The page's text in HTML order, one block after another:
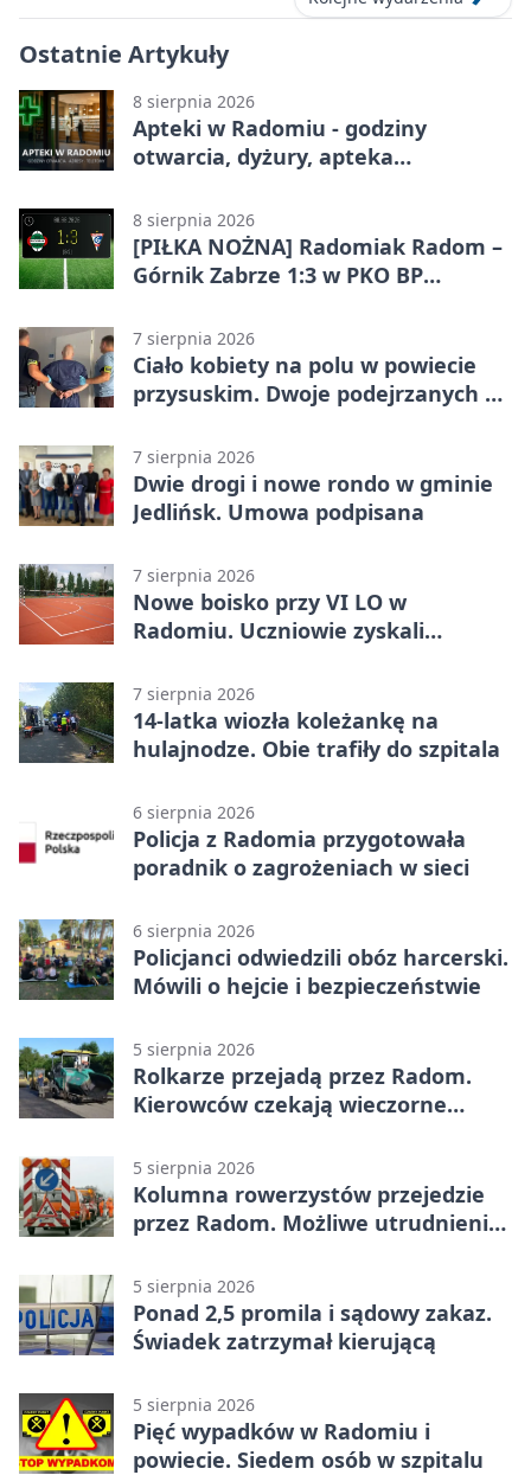
Ostatnie Artykuły
8 sierpnia 2026
Apteki w Radomiu - godziny
otwarcia, dyżury, apteka
8 sierpnia 2026
[PIŁKA NOŻNA] Radomiak Radom –
Górnik Zabrze 1:3 w PKO BP
golami pogrążył gospodarzy
7 sierpnia 2026
Ciało kobiety na polu w powiecie
przysuskim. Dwoje podejrzanych w
7 sierpnia 2026
Dwie drogi i nowe rondo w gminie
Jedlińsk. Umowa podpisana
7 sierpnia 2026
Nowe boisko przy VI LO w
Radomiu. Uczniowie zyskali
7 sierpnia 2026
14-latka wiozła koleżankę na
hulajnodze. Obie trafiły do szpitala
6 sierpnia 2026
Policja z Radomia przygotowała
poradnik o zagrożeniach w sieci
6 sierpnia 2026
Policjanci odwiedzili obóz harcerski.
Mówili o hejcie i bezpieczeństwie
5 sierpnia 2026
Rolkarze przejadą przez Radom.
Kierowców czekają wieczorne
5 sierpnia 2026
Kolumna rowerzystów przejedzie
przez Radom. Możliwe utrudnienia
5 sierpnia 2026
Ponad 2,5 promila i sądowy zakaz.
Świadek zatrzymał kierującą
5 sierpnia 2026
Pięć wypadków w Radomiu i
powiecie. Siedem osób w szpitalu